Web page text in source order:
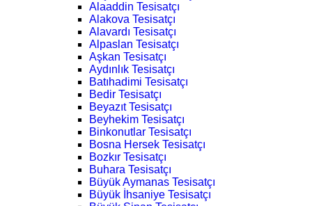
Alaaddin Tesisatçı
Alakova Tesisatçı
Alavardı Tesisatçı
Alpaslan Tesisatçı
Aşkan Tesisatçı
Aydınlık Tesisatçı
Batıhadimi Tesisatçı
Bedir Tesisatçı
Beyazıt Tesisatçı
Beyhekim Tesisatçı
Binkonutlar Tesisatçı
Bosna Hersek Tesisatçı
Bozkır Tesisatçı
Buhara Tesisatçı
Büyük Aymanas Tesisatçı
Büyük İhsaniye Tesisatçı